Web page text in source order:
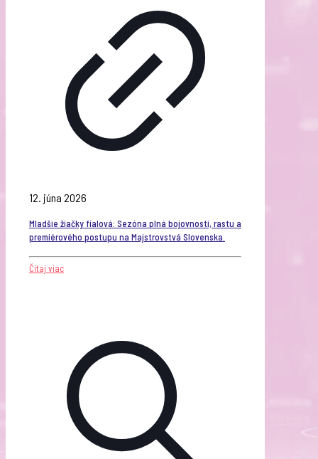
12. júna 2026
Mladšie žiačky fialová: Sezóna plná bojovnosti, rastu a
premiérového postupu na Majstrovstvá Slovenska.
Čítaj viac